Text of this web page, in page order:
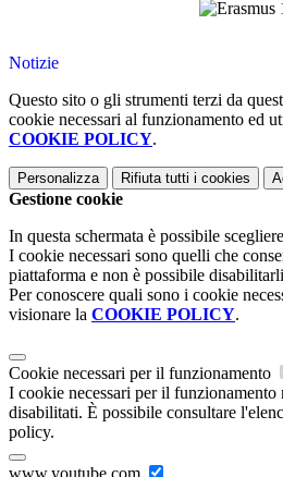
Notizie
Questo sito o gli strumenti terzi da
cookie necessari al funzionamento ed
COOKIE POLICY.
Personalizza Rifiuta tutti i cookies
Gestione cookie
In questa schermata è possibile
I cookie necessari sono quelli che
piattaforma e non è possibile
Per conoscere quali sono i cookie
visionare la COOKIE POLICY.
Cookie necessari per il funzionamento
I cookie necessari per il funzionamento
disabilitati. È possibile consultare
policy.